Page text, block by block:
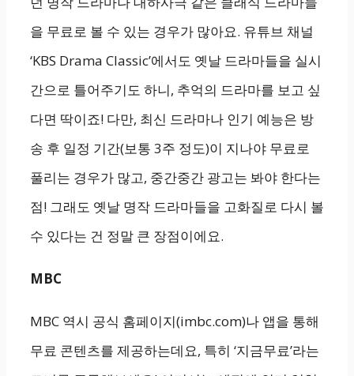
을 무료로 볼 수 있는 경우가 많아요. 유튜브 채널
‘KBS Drama Classic’에서도 옛날 드라마들을 실시
간으로 틀어주기도 하니, 추억의 드라마를 보고 싶
다면 딱이죠! 다만, 최신 드라마나 인기 예능은 방
송 후 일정 기간(보통 3주 정도)이 지나야 무료로
풀리는 경우가 많고, 중간중간 광고는 봐야 한다는
점! 그래도 옛날 명작 드라마들을 고화질로 다시 볼
수 있다는 건 정말 큰 장점이에요.
MBC
MBC 역시 공식 홈페이지(imbc.com)나 앱을 통해
무료 콘텐츠를 제공하는데요, 특히 ‘지금무료’라는